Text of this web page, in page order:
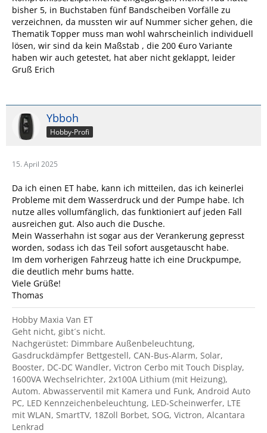
bisher 5, in Buchstaben fünf Bandscheiben Vorfälle zu
verzeichnen, da mussten wir auf Nummer sicher gehen, die
Thematik Topper muss man wohl wahrscheinlich individuell
lösen, wir sind da kein Maßstab , die 200 €uro Variante
haben wir auch getestet, hat aber nicht geklappt, leider
Gruß Erich
Ybboh
Hobby-Profi
15. April 2025
Da ich einen ET habe, kann ich mitteilen, das ich keinerlei
Probleme mit dem Wasserdruck und der Pumpe habe. Ich
nutze alles vollumfänglich, das funktioniert auf jeden Fall
ausreichen gut. Also auch die Dusche.
Mein Wasserhahn ist sogar aus der Verankerung gepresst
worden, sodass ich das Teil sofort ausgetauscht habe.
Im dem vorherigen Fahrzeug hatte ich eine Druckpumpe,
die deutlich mehr bums hatte.
Viele Grüße!
Thomas
Hobby Maxia Van ET
Geht nicht, gibt´s nicht.
Nachgerüstet: Dimmbare Außenbeleuchtung,
Gasdruckdämpfer Bettgestell, CAN-Bus-Alarm, Solar,
Booster, DC-DC Wandler, Victron Cerbo mit Touch Display,
1600VA Wechselrichter, 2x100A Lithium (mit Heizung),
Autom. Abwasserventil mit Kamera und Funk, Android Auto
PC, LED Kennzeichenbeleuchtung, LED-Scheinwerfer, LTE
mit WLAN, SmartTV, 18Zoll Borbet, SOG, Victron, Alcantara
Lenkrad